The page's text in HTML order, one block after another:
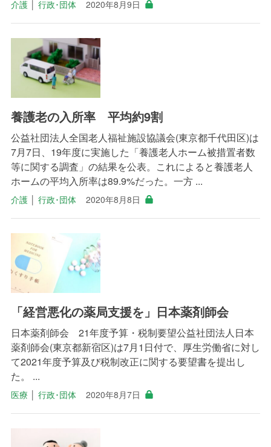
介護│ 行政･団体 2020年8月9日
養護老の入所率 平均約9割
公益社団法人全国老人福祉施設協議会(東京都千代田区)は
7月7日、19年度に実施した「養護老人ホーム被措置者数
等に関する調査」の結果を公表。これによると養護老人
ホームの平均入所率は89.9%だった。一方 ...
介護│ 行政･団体 2020年8月8日
「経営悪化の薬局支援を」日本薬剤師会
日本薬剤師会 21年度予算・税制要望公益社団法人日本
薬剤師会(東京都新宿区)は7月1日付で、厚生労働省に対し
て2021年度予算及び税制改正に関する要望書を提出し
た。 ...
医療 │ 行政･団体 2020年8月7日